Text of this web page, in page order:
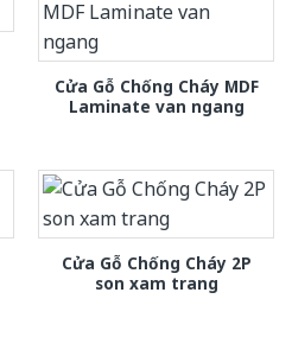
Cửa Gỗ Chống Cháy MDF
Laminate van ngang
Cửa Gỗ Chống Cháy 2P
son xam trang